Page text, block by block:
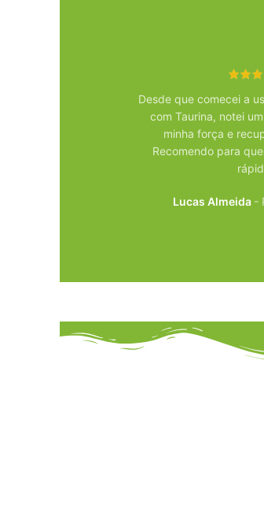
Desde que comecei a
com Taurina, notei
minha força e
Recomendo para
Lucas Almeida